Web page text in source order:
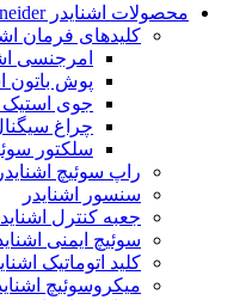
محصولات اشنایدر schneider
کلیدهای فرمان
امرجنسی
پوش باتون
جوی استیک
چراغ
سلکتور
راپ سوئیچ اشنایدر
سنسور اشنایدر
جعبه کنترل
سوئیچ ایمنی
کلید اتوماتیک
میکروسوئیچ